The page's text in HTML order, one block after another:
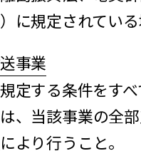
に規定されている
事業
する条件をすべ
、当該事業の全
より行うこと。